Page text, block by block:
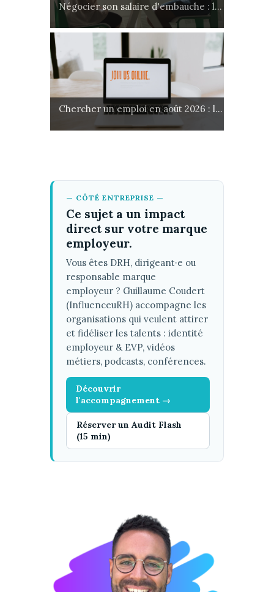
Négocier son salaire d'embauche : l...
Chercher un emploi en août 2026 : l...
— CÔTÉ ENTREPRISE —
Ce sujet a un impact
direct sur votre marque
employeur.
Vous êtes DRH, dirigeant·e ou
responsable marque
employeur ? Guillaume Coudert
(InfluenceuRH) accompagne les
organisations qui veulent attirer
et fidéliser les talents : identité
employeur & EVP, vidéos
métiers, podcasts, conférences.
Découvrir
l'accompagnement →
Réserver un Audit Flash
(15 min)